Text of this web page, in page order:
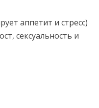
аппетит и стресс)
сексуальность и